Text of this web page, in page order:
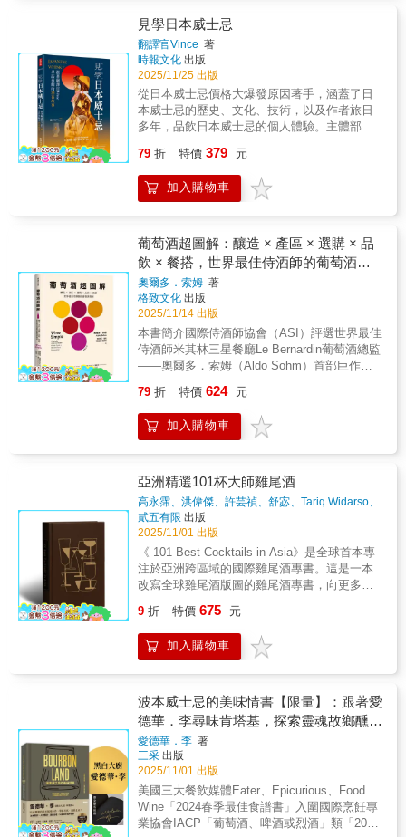
面開始閱讀都沒問題。如果遇到心動的角色
時，不妨去店裡找找看那支酒吧！ 許多人認為
「葡萄酒好像是種喝起來很麻煩的玩意」。這
也是為什麼本書選擇用擬人化的方式來介紹葡
萄品種──因為這種方式更容易親近且方便記
憶。不管是化成王子還是偶像，甚至是有點陰
暗面的角色、或穿著引人注目的民族服飾的人
物……。相信大家應該都能透過這種方式，找
到自己喜歡的品種。如果透過這本書，讓各位
種」的念頭，那就是我最開心的事。──紫貴曉
／作者 【微醺推薦】（依姓氏筆劃排序）
Daniel＆Pattie／《小資男女的紅酒筆記本》 版
手繪筆記 Yoyo Wine Diary」創作者王依亭／深
杯子創辦人陳定鑫／社團法人台灣侍酒師協會
常務理事魏嘉儀／葡萄酒吧Landed共同創辦
人 【推薦語】（依姓氏筆劃排序）身為《小資
男女的紅酒筆記本》的版主，我們最懂一般小
資族的需求——沒有專業葡萄酒背景，也能用
最快的方式查到酒的個性、風味與特色。這本
書用擬人化的方式，把每一種葡萄品種都講得
同品種的重點，對於剛開始想接觸葡萄酒的新
手來說，更能加速建立自己的知識地圖。
──Daniel＆Pattie／《小資男女的紅酒筆記本》
版主 用蒐集卡片的方式，把葡萄酒品種一個個
故事與戰鬥數值，渴望拿到S級稀有度的葡萄酒
吧！──Eric林澧竣／葡萄酒新手選 不再被陌生
的品種名稱搞得頭暈腦脹！這本書將各國原生
葡萄幻化為性格分明的人偶，讓品種特色一看
就懂、產地背景一讀入魂。這是一場視覺與知
識的盛宴，推薦給每一位想從「喝懂」進化到
「讀懂」葡萄酒的朋友。──王依亭／深杯子創
辦人 這本書用輕鬆歡快的風格帶領讀者進入葡
葡萄酒教育推廣，面對初學者，需要用深入淺
出且又有趣的方式帶領入門；而此書將專業且
較生澀的內容以可愛插畫與輕鬆文字呈現，相
社團法人台灣侍酒師協會常務理事
（voile），書中追溯飄浮酵母的歷史、風味與
地理變奏，揭示生物培養這項古老技藝如何在
當代被自然派釀酒師重新喚醒 。同時也走訪全
球釀酒現場──從雪莉區的風土哲學家拉米洛．
伊巴涅茲（Ramiro Ib&aacute;&ntilde;ez） 、
到匈牙利托凱的復興實驗、再到英國與澳洲的
自由發酵實驗室 ──呈現一場跨越地域與世代的
「酵母復興運動」。 在〈台味下酒菜的自然共
鳴〉專題內容中，邀集十位台灣主廚，以滷
酒共演，探索「吃」與「飲」之間的風味共
振。這組專題讓自然酒從釀造者的手中，回到
日常餐桌，延伸為一場屬於台灣的風土對話。
還有散文名家舒國治談〈我喜吃的台式下酒
菜〉。 在最後兩篇專文中，林裕森以〈生命不
可過濾〉提醒我們：真正的自然，不應被濾
淨，而應被理解與尊重；葉怡蘭的〈餐桌有
酒，我的日常下酒菜〉讓全書從發酵與風土的
世界，回到日常餐桌的鹹香與人情。 「喝& 自
然」葡萄酒展的展覽書《喝 自然葡萄酒生活
誌》，長年以來記載台灣對自然酒文化的深度
書寫與感性觀察，集結全球與在地釀酒師、侍
運動的最新風潮與思想實踐，讓每一次開瓶都
成為一次回到自然的旅程。
見學日本威士忌
翻譯官Vince 著
時報文化 出版
2025/11/25 出版
從日本威士忌價格大爆發原因著手，涵蓋了日
本威士忌的歷史、文化、技術，以及作者旅日
多年，品飲日本威士忌的個人體驗。主體部分
所）與威士忌酒展見學篇，附錄部分補充了延
伸閱讀和未竟之旅。適合對象包括威士忌愛好
者、酒類行業從業者、旅遊愛好者以及文化歷
79 折 特價 379 元
加入購物車
葡萄酒超圖解：釀造 × 產區 × 選購 × 品
飲 × 餐搭，世界最佳侍酒師的葡萄酒指
南
奧爾多．索姆 著
格致文化 出版
2025/11/14 出版
本書簡介國際侍酒師協會（ASI）評選世界最佳
侍酒師米其林三星餐廳Le Bernardin葡萄酒總監
——奧爾多．索姆（Aldo Sohm）首部巨作！
懂，直觀超簡單！ ◎市售葡萄酒從幾千元
一瓶到上萬元都有，如何選擇？ ◎餐廳酒
單上全是外文和專有名詞，看不懂也不敢亂
麼？ ◎為何我都嘗不出酒類專家所謂的
「特殊風味」？難道舌頭出問題？ ◎都說
「愛喝酒更要懂酒」，下次慶功開香檳，該怎
麼開話題以表現品味？ ——你也有以上困
擾嗎？這些問題，去問侍酒師就對了。 侍
酒師（sommelier）一詞源自法語，原指「負責
運送食物或飲料的人」。 中世紀時，王室
或貴族的宴會上，這些人因職業所需逐漸累積
專業知識； 隨著餐飲文化發展，逐漸轉變
士。 ★世界最佳侍酒師首部巨作，最平易
近人的新世代葡萄酒指南 本書作者奧爾
多．索姆是全球備受尊崇的侍酒師。 曾於
la Sommellerie Internationale, ASI） 世界
最佳侍酒師（Best Sommelier of the
World）。 奧爾多迄今已在紐約米其林三星
餐廳Le Bernardin擔任葡萄酒總監超過十
年。 （該餐廳自2005年起，已連續21年獲
得米其林三星評鑑。） 最難能可貴的是，
奧爾多討論葡萄酒的方式相當平易近人。
正如他在全書開頭所言： 「本書絕非鎖定
79 折 特價 624 元
加入購物車
亞洲精選101杯大師雞尾酒
高永霈、洪偉傑、許芸禎、舒宓、Tariq Widarso、
劉奎麟著
貳五有限 出版
2025/11/01 出版
《 101 Best Cocktails in Asia》是全球首本專
注於亞洲跨區域的國際雞尾酒專書。這是一本
改寫全球雞尾酒版圖的雞尾酒專書，向更多人
品。由六位深耕亞洲各區域酒吧文化的專家：
高永霈（Pedison Kao）、洪偉傑（Jay
Hong）、許芸禎（Reina Hsu）、舒宓（Shu
的酒譜精華，完整收錄於一本專屬於亞洲的雞
尾酒書籍中。本書收錄 101 位亞洲地區代表性
調酒師的代表作品，涵蓋杜拜、蒙古、台灣、
香港、澳門、斯里蘭卡、中國、尼泊爾、日
本、南韓、新加坡、印尼、菲律賓、越南、馬
來西亞等地，呈現出亞洲前所未有的雞尾酒文
化廣度與深度。《 101 Best Cocktails in
Asia》這個數字，正是向已故雞尾酒大師Gary
Regan致敬，他曾出版過Gaz Regan's 101
9 折 特價 675 元
加入購物車
波本威士忌的美味情書【限量】：跟著愛
德華．李尋味肯塔基，探索靈魂故鄉醺然
滋味（贈2025臺灣美國威士忌節好禮）
愛德華．李 著
三采 出版
2025/11/01 出版
美國三大餐飲媒體Eater、Epicurious、Food
Wine「2024春季最佳食譜書」入圍國際烹飪專
業協會IACP「葡萄酒、啤酒或烈酒」類「2025